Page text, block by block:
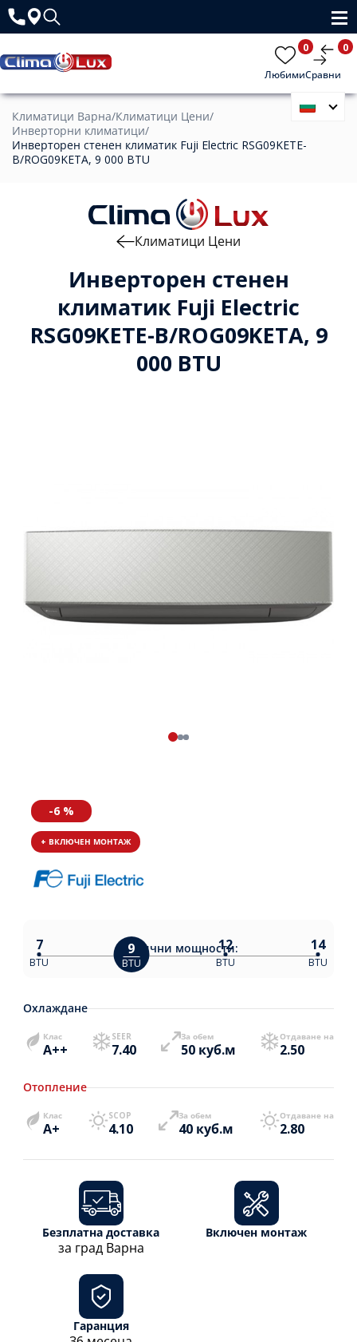
Любими
0
Сравни
0
Климатици Варна/Климатици Цени/
Инверторни климатици/
Инверторен стенен климатик Fuji Electric RSG09KETE-
B/ROG09KETA, 9 000 BTU
Инверторен стенен
климатик Fuji Electric
RSG09KETE-B/ROG09KETA, 9
000 BTU
Климатици Цени
-6 %
+ ВКЛЮЧЕН МОНТАЖ
Налични мощности:
7
BTU
9
BTU
12
BTU
14
BTU
Охлаждане
Клас
A++
SEER
7.40
За обем
50 куб.м
Отдаване на
2.50
Отопление
Клас
A+
SCOP
4.10
За обем
40 куб.м
Отдаване на
2.80
Безплатна доставка
за град Варна
Включен монтаж
Гаранция